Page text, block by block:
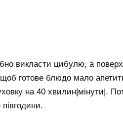
викласти цибулю, а
щоб готове блюдо мало
на 40 хвилин|мінути|.
півгодини.